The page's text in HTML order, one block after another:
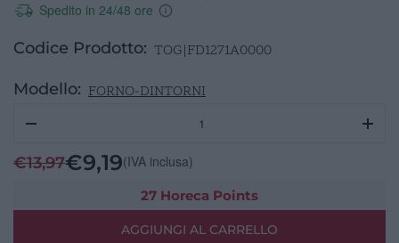
Spedito in 24/48 ore
Codice Prodotto: TOG|FD1271A0000
Modello: FORNO-DINTORNI
DINTORNI
casseruola
10,4cm
€13,97€9,19(IVA inclusa)
27 Horeca Points
AGGIUNGI AL CARRELLO